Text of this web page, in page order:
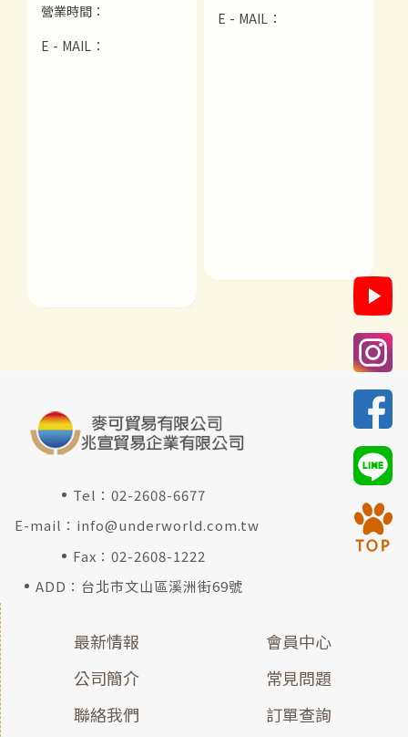
營業時間：
E - MAIL：
E - MAIL：
Tel：02-2608-6677
E-mail： info@underworld.com.tw
Fax：02-2608-1222
ADD：台北市文山區溪洲街69號
最新情報
公司簡介
聯絡我們
會員中心
常見問題
訂單查詢